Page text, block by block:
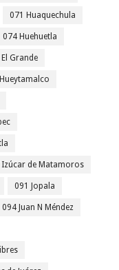
071 Huaquechula
074 Huehuetla
Grande
Izúcar de Matamoros
091 Jopala
094 Juan N Méndez